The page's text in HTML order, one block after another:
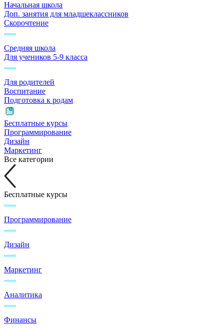
Начальная школа
Доп. занятия для младшеклассников
Скорочтение
Средняя школа
Для учеников 5-9 класса
Для родителей
Воспитание
Подготовка к родам
Бесплатные курсы
Программирование
Дизайн
Маркетинг
Все категории
Бесплатные курсы
Программирование
Дизайн
Маркетинг
Аналитика
Финансы